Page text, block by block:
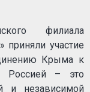
филиала
приняли участие
Крыма к
Россией – это
и независимой